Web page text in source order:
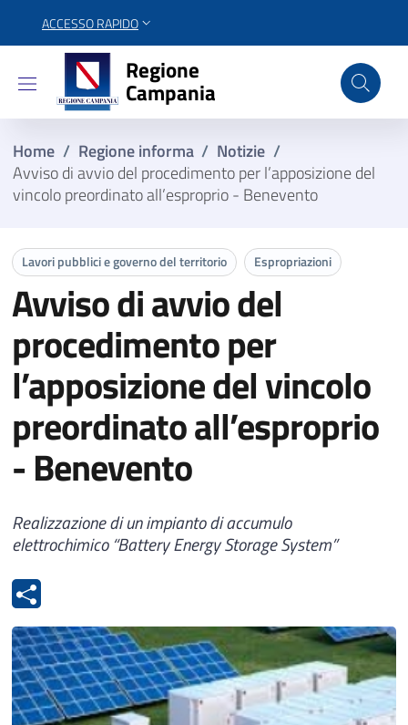
ACCESSO RAPIDO
Regione Campania
Regione
Campania
Home / Regione informa / Notizie /
Avviso di avvio del procedimento per l’apposizione del
vincolo preordinato all’esproprio - Benevento
Lavori pubblici e governo del territorio Espropriazioni
Avviso di avvio del
procedimento per
l’apposizione del vincolo
preordinato all’esproprio
- Benevento
Realizzazione di un impianto di accumulo
elettrochimico “Battery Energy Storage System”